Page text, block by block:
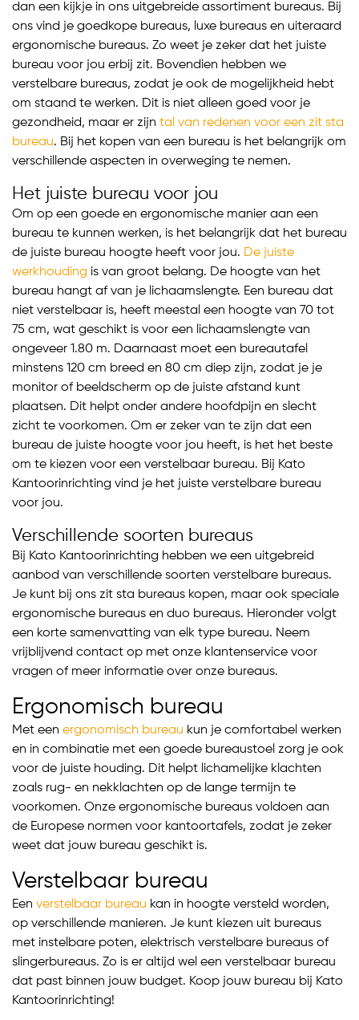
dan een kijkje in ons uitgebreide assortiment bureaus. Bij
ons vind je goedkope bureaus, luxe bureaus en uiteraard
ergonomische bureaus. Zo weet je zeker dat het juiste
bureau voor jou erbij zit. Bovendien hebben we
verstelbare bureaus, zodat je ook de mogelijkheid hebt
om staand te werken. Dit is niet alleen goed voor je
gezondheid, maar er zijn tal van redenen voor een zit sta
bureau. Bij het kopen van een bureau is het belangrijk om
verschillende aspecten in overweging te nemen.
Het juiste bureau voor jou
Om op een goede en ergonomische manier aan een
bureau te kunnen werken, is het belangrijk dat het bureau
de juiste bureau hoogte heeft voor jou. De juiste
werkhouding is van groot belang. De hoogte van het
bureau hangt af van je lichaamslengte. Een bureau dat
niet verstelbaar is, heeft meestal een hoogte van 70 tot
75 cm, wat geschikt is voor een lichaamslengte van
ongeveer 1.80 m. Daarnaast moet een bureautafel
minstens 120 cm breed en 80 cm diep zijn, zodat je je
monitor of beeldscherm op de juiste afstand kunt
plaatsen. Dit helpt onder andere hoofdpijn en slecht
zicht te voorkomen. Om er zeker van te zijn dat een
bureau de juiste hoogte voor jou heeft, is het het beste
om te kiezen voor een verstelbaar bureau. Bij Kato
Kantoorinrichting vind je het juiste verstelbare bureau
voor jou.
Verschillende soorten bureaus
Bij Kato Kantoorinrichting hebben we een uitgebreid
aanbod van verschillende soorten verstelbare bureaus.
Je kunt bij ons zit sta bureaus kopen, maar ook speciale
ergonomische bureaus en duo bureaus. Hieronder volgt
een korte samenvatting van elk type bureau. Neem
vrijblijvend contact op met onze klantenservice voor
vragen of meer informatie over onze bureaus.
Ergonomisch bureau
Met een ergonomisch bureau kun je comfortabel werken
en in combinatie met een goede bureaustoel zorg je ook
voor de juiste houding. Dit helpt lichamelijke klachten
zoals rug- en nekklachten op de lange termijn te
voorkomen. Onze ergonomische bureaus voldoen aan
de Europese normen voor kantoortafels, zodat je zeker
weet dat jouw bureau geschikt is.
Verstelbaar bureau
Een verstelbaar bureau kan in hoogte versteld worden,
op verschillende manieren. Je kunt kiezen uit bureaus
met instelbare poten, elektrisch verstelbare bureaus of
slingerbureaus. Zo is er altijd wel een verstelbaar bureau
dat past binnen jouw budget. Koop jouw bureau bij Kato
Kantoorinrichting!